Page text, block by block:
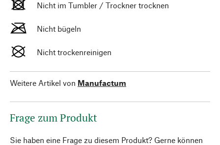
Nicht im Tumbler / Trockner trocknen
Nicht bügeln
Nicht trockenreinigen
Weitere Artikel von Manufactum
Frage zum Produkt
Sie haben eine Frage zu diesem Produkt? Gerne können